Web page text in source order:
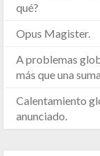
qué?
Opus Magister.
A problemas
más que una
Calentamiento
anunciado.